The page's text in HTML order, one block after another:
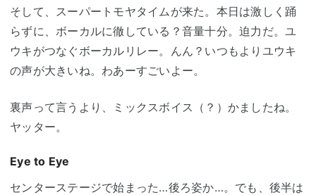
そして、スーパートモヤタイムが来た。本日は激しく踊
らずに、ボーカルに徹している？音量十分。迫力だ。ユ
ウキがつなぐボーカルリレー。んん？いつもよりユウキ
の声が大きいね。わあーすごいよー。
裏声って言うより、ミックスボイス（？）かましたね。
ヤッター。
Eye to Eye
センターステージで始まった…後ろ姿か…。でも、後半は